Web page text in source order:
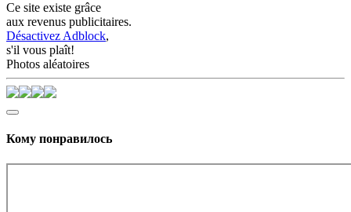
Ce site existe grâce
aux revenus publicitaires.
Désactivez Adblock,
s'il vous plaît!
Photos aléatoires
Кому понравилось